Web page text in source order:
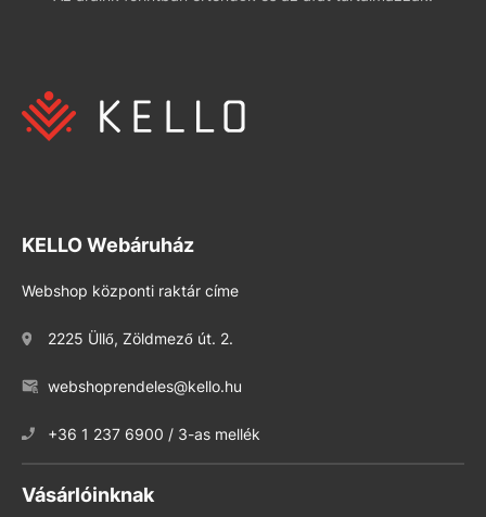
KELLO Webáruház
Webshop központi raktár címe
2225 Üllő, Zöldmező út. 2.
webshoprendeles@kello.hu
+36 1 237 6900 / 3-as mellék
Vásárlóinknak